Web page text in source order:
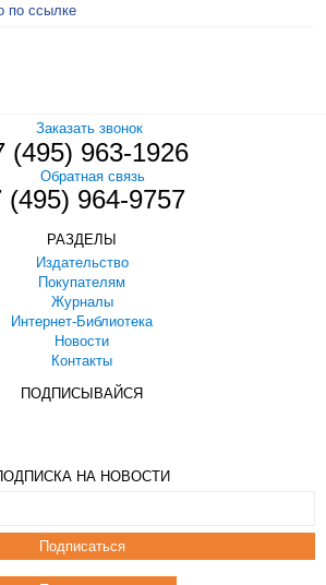
по ссылке
Заказать звонок
(495) 963-1926
Обратная связь
(495) 964-9757
РАЗДЕЛЫ
Издательство
Покупателям
Журналы
Интернет-Библиотека
Новости
Контакты
ПОДПИСЫВАЙСЯ
НА НОВОСТИ
Подписаться